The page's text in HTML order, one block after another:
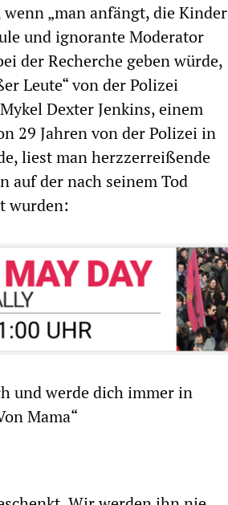
„man anfängt, die Kinder
und ignorante Moderator
der Recherche geben würde,
Leute“ von der Polizei
Dexter Jenkins, einem
29 Jahren von der Polizei in
liest man herzzerreißende
auf der nach seinem Tod
wurden:
und werde dich immer in
Mama“